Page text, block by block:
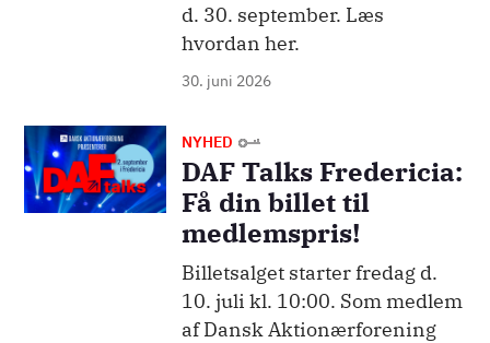
d. 30. september. Læs
hvordan her.
30. juni 2026
Billede NYHED
DAF Talks Fredericia:
Få din billet til
medlemspris!
Billetsalget starter fredag d.
10. juli kl. 10:00. Som medlem
af Dansk Aktionærforening